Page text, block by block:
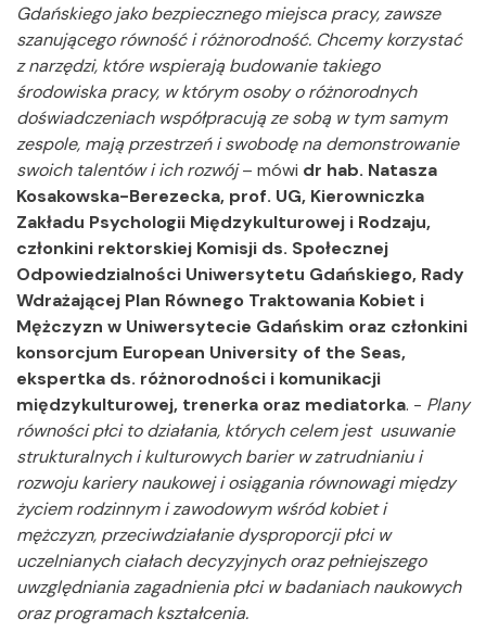
Gdańskiego jako bezpiecznego miejsca pracy, zawsze
szanującego równość i różnorodność. Chcemy korzystać
z narzędzi, które wspierają budowanie takiego
środowiska pracy, w którym osoby o różnorodnych
doświadczeniach współpracują ze sobą w tym samym
zespole, mają przestrzeń i swobodę na demonstrowanie
swoich talentów i ich rozwój– mówi dr hab. Natasza
Kosakowska-Berezecka, prof. UG, Kierowniczka
Zakładu Psychologii Międzykulturowej i Rodzaju,
członkini rektorskiej Komisji ds. Społecznej
Odpowiedzialności Uniwersytetu Gdańskiego, Rady
Wdrażającej Plan Równego Traktowania Kobiet i
Mężczyzn w Uniwersytecie Gdańskim oraz członkini
konsorcjum European University of the Seas,
ekspertka ds. różnorodności i komunikacji
międzykulturowej, trenerka oraz mediatorka. - Plany
równości płci to działania, których celem jest usuwanie
strukturalnych i kulturowych barier w zatrudnianiu i
rozwoju kariery naukowej i osiągania równowagi między
życiem rodzinnym i zawodowym wśród kobiet i
mężczyzn, przeciwdziałanie dysproporcji płci w
uczelnianych ciałach decyzyjnych oraz pełniejszego
uwzględniania zagadnienia płci w badaniach naukowych
oraz programach kształcenia.